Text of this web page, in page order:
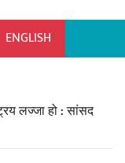
ENGLISH
लज्जा हो : सांसद